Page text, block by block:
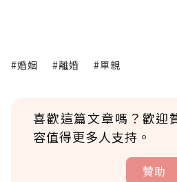
#婚姻 #離婚 #單親
喜歡這篇文章嗎？歡迎
容值得更多人支持。
贊助